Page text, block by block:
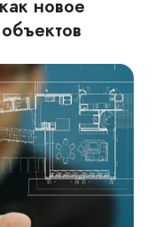
новое